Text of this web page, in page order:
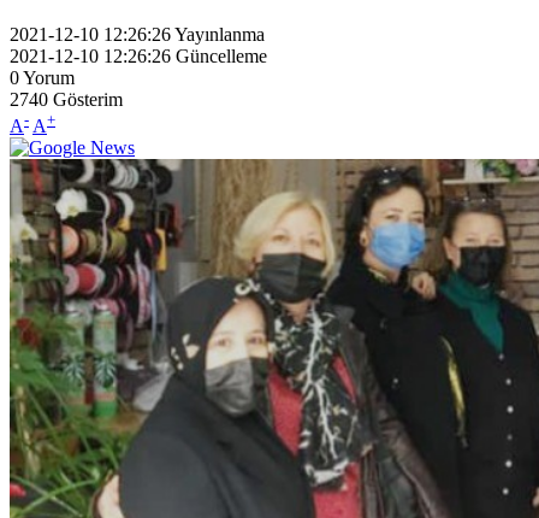
2021-12-10 12:26:26Yayınlanma
2021-12-10 12:26:26 Güncelleme
0Yorum
2740 Gösterim
A- A+